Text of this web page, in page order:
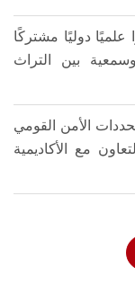
علميًا دوليًا مشتركًا
بين التراث
الأمن القومي
مع الأكاديمية